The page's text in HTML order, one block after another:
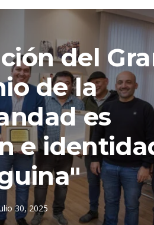
del
de la
es
e
30, 2025